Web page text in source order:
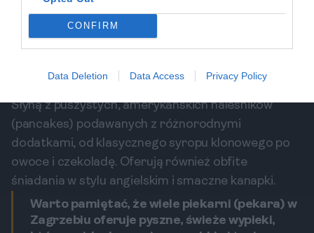
CONFIRM
Data Deletion Data Access Privacy Policy
Kava Tava: Amerykańskie naleśniki w
chorwackim wydaniu
Kava Tava, ze swoim charakterystycznym
wystrojem i huśtawkami zamiast krzeseł, to
Słyną z puszystych, amerykańskich naleśników
(pancakes) podawanych z różnorodnymi
dodatkami, od klasycznego syropu klonowego po
owoce i czekoladę. Oferują również obfite
śniadania w stylu angielskim i smaczne kanapki.
Warto pamiętać, że wiele piekarni (pekara) w
Zagrzebiu oferuje pyszne, świeże wypieki,